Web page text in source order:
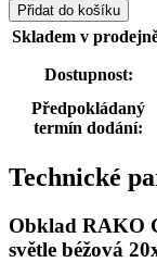
Přidat do košíku
Skladem v
Dostupnost:
Předpokládaný
termín dodání:
Technické
Obklad RAKO
světle béžová